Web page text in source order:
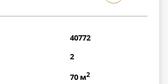
40772
2
70 м2